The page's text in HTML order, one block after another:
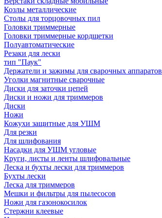
Козлы металлические
Столы для торцовочных пил
Головки триммерные
Головки триммерные кордщетки
Полуавтоматические
Резаки для лески
тип "Паук"
Держатели и зажимы для сварочных аппаратов
Уголки магнитные сварочные
Диски для заточки цепей
Диски и ножи для триммеров
Диски
Ножи
Кожухи защитные для УШМ
Для резки
Для шлифования
Насадки для УШМ угловые
Круги, листы и ленты шлифовальные
Леска и бухты лески для триммеров
Бухты лески
Леска для триммеров
Мешки и фильтры для пылесосов
Ножи для газонокосилок
Стержни клеевые